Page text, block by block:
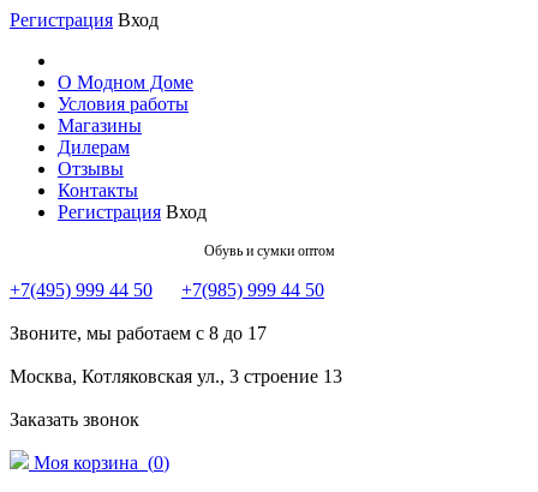
Регистрация Вход
О Модном Доме
Условия работы
Магазины
Дилерам
Отзывы
Контакты
Регистрация Вход
Обувь и сумки оптом
+7(495) 999 44 50 +7(985) 999 44 50
Звоните, мы работаем с 8 до 17
Москва, Котляковская ул., 3 строение 13
Заказать звонок
Моя корзина (0)